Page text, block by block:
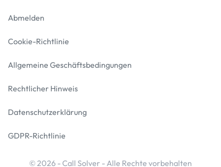
Abmelden
Cookie-Richtlinie
Allgemeine Geschäftsbedingungen
Rechtlicher Hinweis
Datenschutzerklärung
GDPR-Richtlinie
© 2026 - Call Solver - Alle Rechte vorbehalten